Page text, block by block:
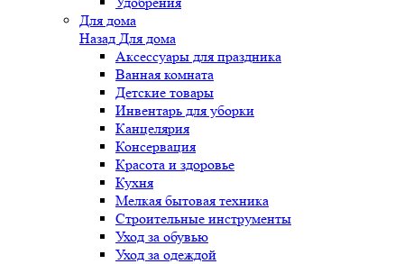
Для дома
Назад Для дома
Аксессуары для праздника
Ванная комната
Детские товары
Инвентарь для уборки
Канцелярия
Консервация
Красота и здоровье
Кухня
Мелкая бытовая техника
Строительные инструменты
Уход за обувью
Уход за одеждой